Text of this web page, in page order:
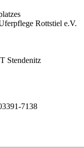
Rottstiel e.V.
Stendenitz
7138